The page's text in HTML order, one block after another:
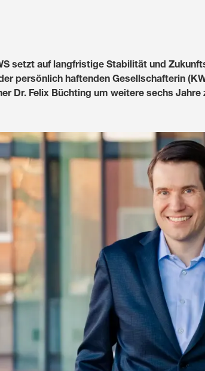
setzt auf langfristige Stabilität und
persönlich haftenden Gesellschafterin
Dr. Felix Büchting um weitere sechs Jahre